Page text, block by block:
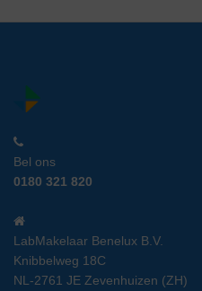
Bel ons
0180 321 820
LabMakelaar Benelux B.V.
Knibbelweg 18C
NL-2761 JE Zevenhuizen (ZH)